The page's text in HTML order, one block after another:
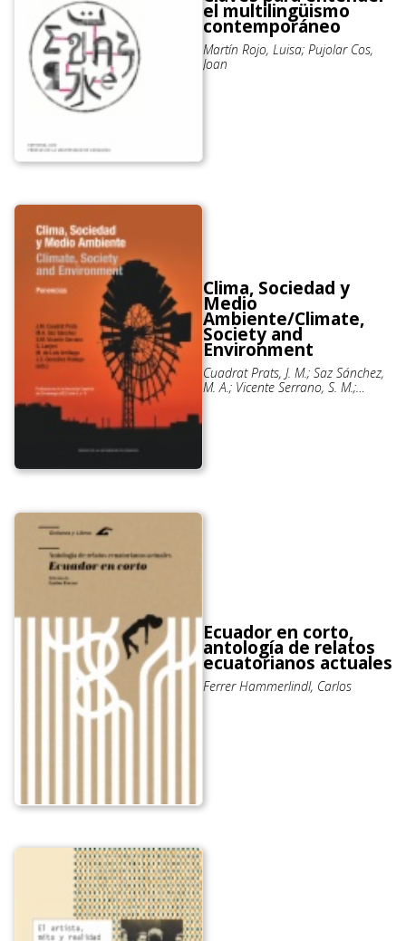
el multilingüismo
contemporáneo
Martín Rojo, Luisa; Pujolar Cos,
Joan
Clima, Sociedad y
Medio
Ambiente/Climate,
Society and
Environment
Cuadrat Prats, J. M.; Saz Sánchez,
M. A.; Vicente Serrano, S. M.;
Ecuador en corto,
antología de relatos
ecuatorianos actuales
Ferrer Hammerlindl, Carlos